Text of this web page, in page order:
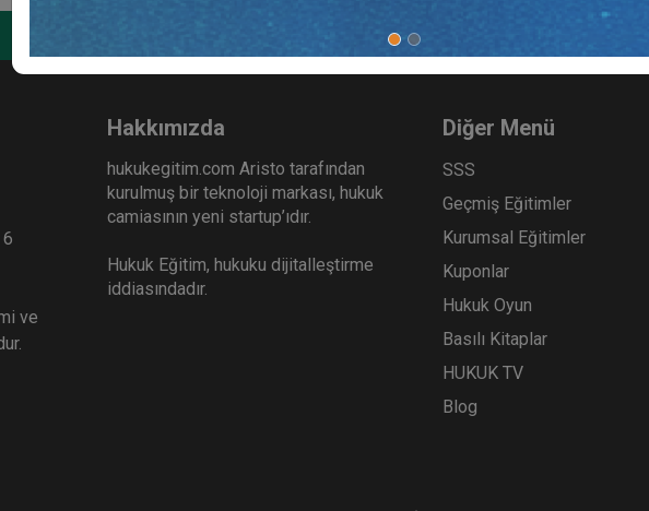
ve
Hakkımızda
hukukegitim.com Aristo tarafından
kurulmuş bir teknoloji markası, hukuk
camiasının yeni startup’ıdır.
Hukuk Eğitim, hukuku dijitalleştirme
iddiasındadır.
Diğer Menü
SSS
Geçmiş Eğitimler
Kurumsal Eğitimler
Kuponlar
Hukuk Oyun
Basılı Kitaplar
HUKUK TV
Blog